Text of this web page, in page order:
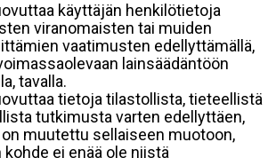
käyttäjän henkilötietoja
viranomaisten tai muiden
vaatimusten edellyttämällä,
lainsäädäntöön
tavalla.
tietoja tilastollista, tieteellistä
tutkimusta varten edellyttäen,
muutettu sellaiseen muotoon,
ei enää ole niistä